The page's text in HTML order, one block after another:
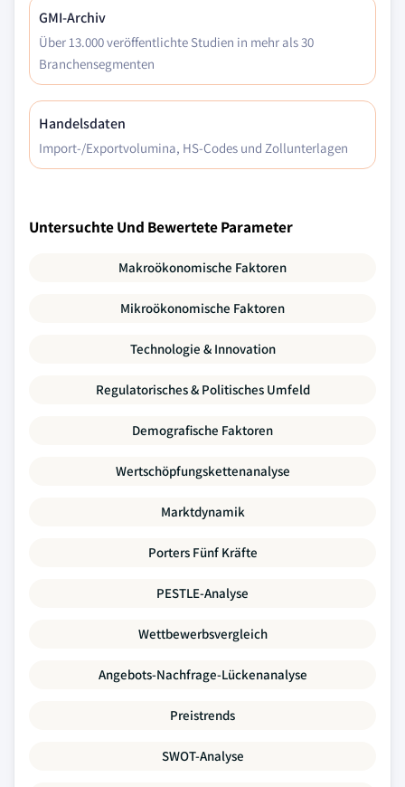
GMI-Archiv
Über 13.000 veröffentlichte Studien in mehr als 30
Branchensegmenten
Handelsdaten
Import-/Exportvolumina, HS-Codes und Zollunterlagen
Untersuchte Und Bewertete Parameter
Makroökonomische Faktoren
Mikroökonomische Faktoren
Technologie & Innovation
Regulatorisches & Politisches Umfeld
Demografische Faktoren
Wertschöpfungskettenanalyse
Marktdynamik
Porters Fünf Kräfte
PESTLE-Analyse
Wettbewerbsvergleich
Angebots-Nachfrage-Lückenanalyse
Preistrends
SWOT-Analyse